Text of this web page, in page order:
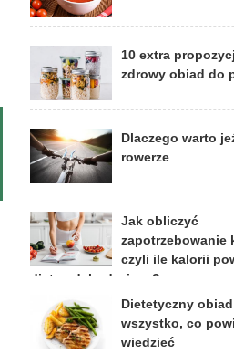
10 extra
zdrowy obiad do
Dlaczego warto
rowerze
Jak obliczyć
zapotrzebowanie
czyli ile kalorii
dieta odchudzająca?
Dietetyczny
wszystko, co
wiedzieć